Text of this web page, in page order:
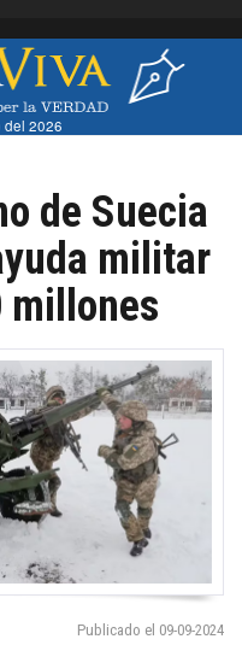
navigation
del 2026
de Suecia
militar
millones
Publicado el 09-09-2024